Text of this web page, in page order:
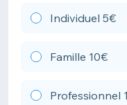
Individuel 5€
Famille 10€
Professionnel